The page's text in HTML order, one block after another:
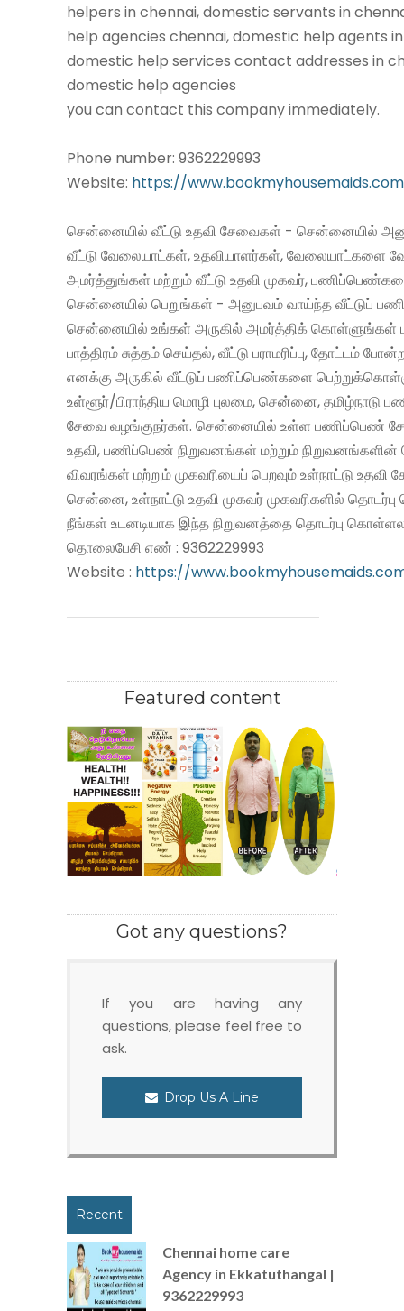
helpers in chennai, domestic servants in
help agencies chennai, domestic help agents
domestic help services contact addresses in
domestic help agencies
you can contact this company immediately.
Phone number: 9362229993
Website: https://
சென்னையில் வீட்டு உதவி சேவைகள் - சென்னையில்
வீட்டு வேலையாட்கள், உதவியாளர்கள், வேலையாட்களை
அமர்த்துங்கள் மற்றும் வீட்டு உதவி முகவர்,
சென்னையில் பெறுங்கள் - அனுபவம் வாய்ந்த வீட்டுப்
சென்னையில் உங்கள் அருகில் அமர்த்திக் கொள்ளுங்கள்
பாத்திரம் சுத்தம் செய்தல், வீட்டு பராமரிப்பு, தோட்டம்
எனக்கு அருகில் வீட்டுப் பணிப்பெண்களை
உள்ளூர்/பிராந்திய மொழி புலமை, சென்னை, தமிழ்நாடு
சேவை வழங்குநர்கள். சென்னையில் உள்ள பணிப்பெண்
உதவி, பணிப்பெண் நிறுவனங்கள் மற்றும் நிறுவனங்களின்
விவரங்கள் மற்றும் முகவரியைப் பெறவும் உள்நாட்டு உதவி
சென்னை, உள்நாட்டு உதவி முகவர் முகவரிகளில்
நீங்கள் உடனடியாக இந்த நிறுவனத்தை தொடர்பு
தொலைபேசி எண் : 9362229993
Website : https://
Featured content
Got any questions?
If you are having any
questions, please feel free to
ask.
Drop Us A Line
Recent
Chennai home care
Agency in Ekkatuthangal |
9362229993